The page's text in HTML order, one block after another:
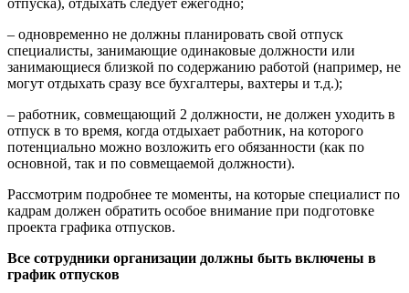
– одновременно не должны планировать свой отпуск
специалисты, занимающие одинаковые должности или
занимающиеся близкой по содержанию работой (например, не
могут отдыхать сразу все бухгалтеры, вахтеры и т.д.);
– работник, совмещающий 2 должности, не должен уходить в
отпуск в то время, когда отдыхает работник, на которого
потенциально можно возложить его обязанности (как по
основной, так и по совмещаемой должности).
Рассмотрим подробнее те моменты, на которые специалист по
кадрам должен обратить особое внимание при подготовке
проекта графика отпусков.
Все сотрудники организации должны быть включены в
график отпусков